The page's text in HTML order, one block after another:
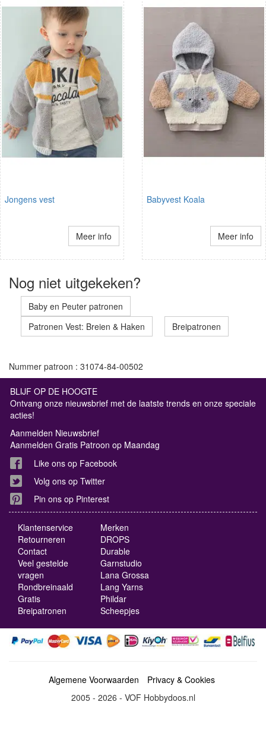
Jongens vest
Meer info
Babyvest Koala
Meer info
Nog niet uitgekeken?
Baby en Peuter patronen
Patronen Vest: Breien & Haken
Breipatronen
Nummer patroon : 31074-84-00502
BLIJF OP DE HOOGTE
Ontvang onze nieuwsbrief met de laatste trends en onze speciale
acties!
Aanmelden Nieuwsbrief
Aanmelden Gratis Patroon op Maandag
Like ons op Facebook
Volg ons op Twitter
Pin ons op Pinterest
Klantenservice
Retourneren
Contact
Veel gestelde
vragen
Rondbreinaald
Gratis
Breipatronen
Merken
DROPS
Durable
Garnstudio
Lana Grossa
Lang Yarns
Phildar
Scheepjes
Algemene Voorwaarden
Privacy & Cookies
2005 - 2026 - VOF Hobbydoos.nl